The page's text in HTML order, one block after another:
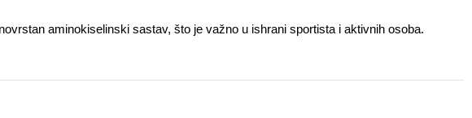
aminokiselinski sastav, što je važno u ishrani sportista i aktivnih osoba.